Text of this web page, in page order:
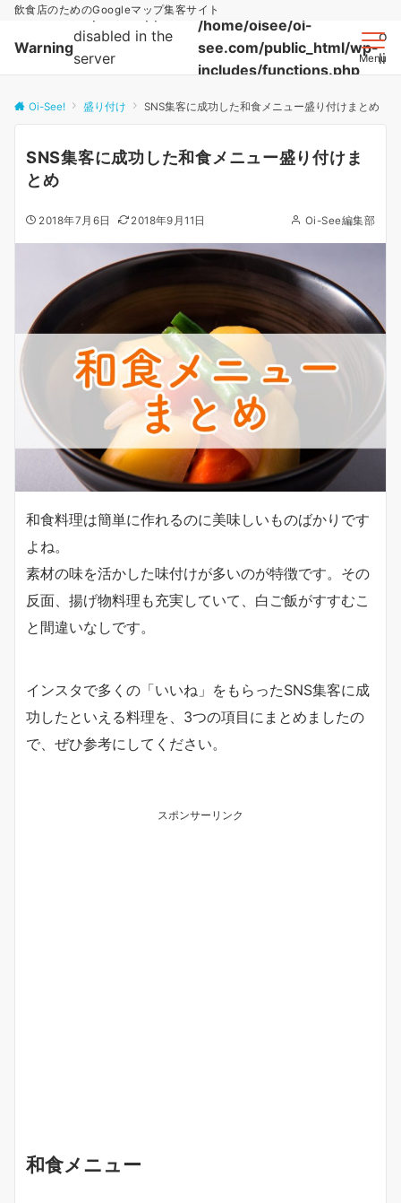
飲食店のためのGoogleマップ集客サイト
Warning
http:// wrapper is
disabled in the
server
allow_url_fopen=0
in
/home/oisee/oi-
see.com/public_html/wp-
includes/functions.php
on
line
Menu
Oi-See! 盛り付け SNS集客に成功した和食メニュー盛り付けまとめ
SNS集客に成功した和食メニュー盛り付けま
とめ
2018年7月6日 2018年9月11日 Oi-See編集部
和食料理は簡単に作れるのに美味しいものばかりです
よね。
素材の味を活かした味付けが多いのが特徴です。その
反面、揚げ物料理も充実していて、白ご飯がすすむこ
と間違いなしです。
インスタで多くの「いいね」をもらったSNS集客に成
功したといえる料理を、3つの項目にまとめましたの
で、ぜひ参考にしてください。
スポンサーリンク
和食メニュー